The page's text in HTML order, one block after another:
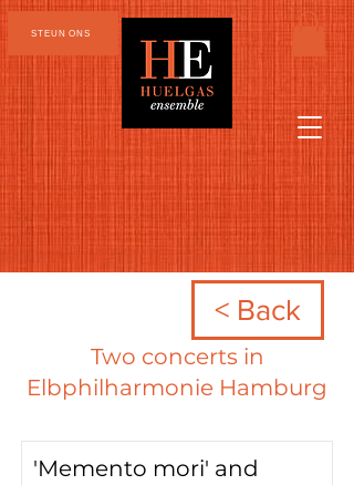
STEUN ONS
< Back
Two concerts in
Elbphilharmonie Hamburg
'Memento mori' and